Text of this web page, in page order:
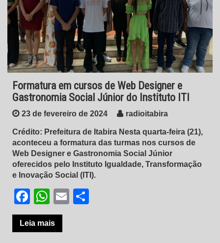
Formatura em cursos de Web Designer e
Gastronomia Social Júnior do Instituto ITI
23 de fevereiro de 2024 radioitabira
Crédito: Prefeitura de Itabira Nesta quarta-feira (21),
aconteceu a formatura das turmas nos cursos de
Web Designer e Gastronomia Social Júnior
oferecidos pelo Instituto Igualdade, Transformação
e Inovação Social (ITI).
Facebook
WhatsApp
Email
Leia mais